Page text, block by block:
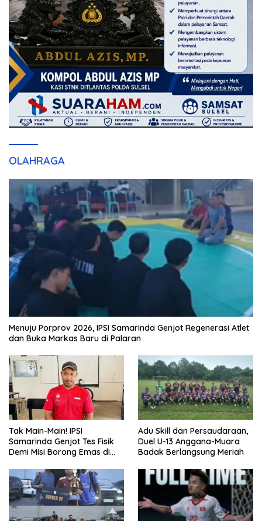
OLAHRAGA
Menuju Porprov 2026, IPSI Samarinda Genjot Regenerasi Atlet
dan Buka Markas Baru di Palaran
Tak Main-Main! IPSI
Samarinda Genjot Tes Fisik
Demi Misi Borong Emas di
Adu Skill dan Persaudaraan,
Duel U-13 Anggana-Muara
Badak Berlangsung Meriah